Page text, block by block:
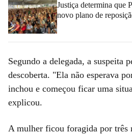
Justiça determina que
novo plano de
Segundo a delegada, a suspeita
descoberta. "Ela não esperava
inchou e começou ficar uma
explicou.
A mulher ficou foragida por três